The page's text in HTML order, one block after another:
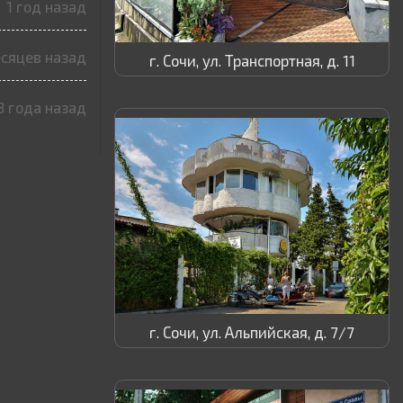
1 год назад
назад
года назад
г. Сочи, ул. Транспортная, д. 11
г. Сочи, ул. Альпийская, д. 7/7